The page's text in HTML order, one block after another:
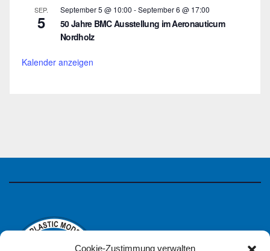
Cookie-Zustimmung verwalten
SEP.
5
September 5 @ 10:00 -September 6 @ 17:00
50 Jahre BMC Ausstellung im Aeronauticum
Nordholz
Kalender anzeigen